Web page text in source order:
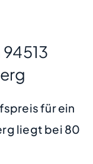
für ein
liegt bei 80